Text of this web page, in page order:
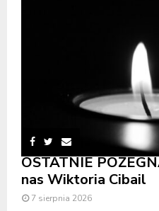
OSTATNIE
nas Wiktoria Cibail
7 sierpnia 2026